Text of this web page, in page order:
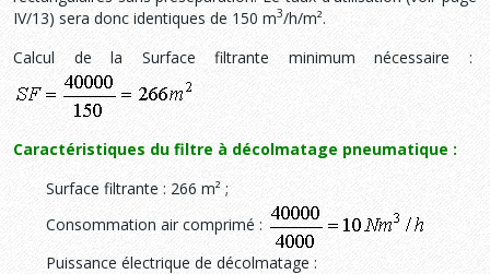
IV/13) sera donc identiques de 150 m3/h/m².
Calcul de la Surface filtrante minimum nécessaire :
Caractéristiques du filtre à décolmatage pneumatique :
Surface filtrante : 266 m² ;
Consommation air comprimé :
Puissance électrique de décolmatage :